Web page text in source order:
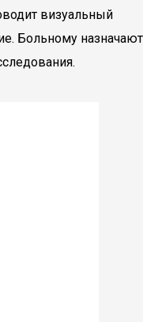
визуальный
Больному назначают